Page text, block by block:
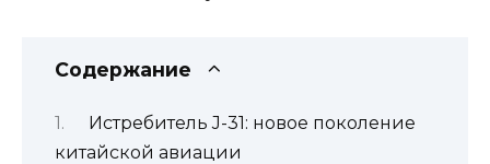
Содержание
Истребитель J-31: новое поколение
китайской авиации